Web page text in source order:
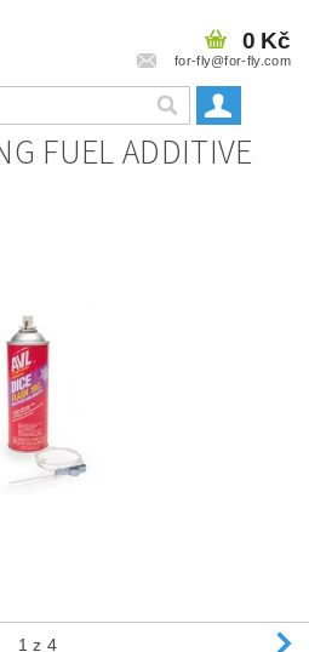
for-fly@for-fly.com
0 Kč
FUEL ADDITIVE
1 z 4